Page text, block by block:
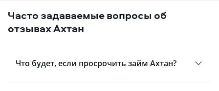
Часто задаваемые вопросы об
отзывах Ахтан
Что будет, если просрочить займ Ахтан?